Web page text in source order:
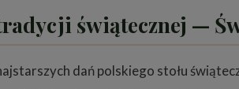
świątecznej —
dań polskiego stołu